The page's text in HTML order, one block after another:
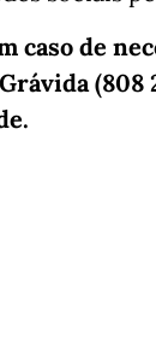
caso de
(808